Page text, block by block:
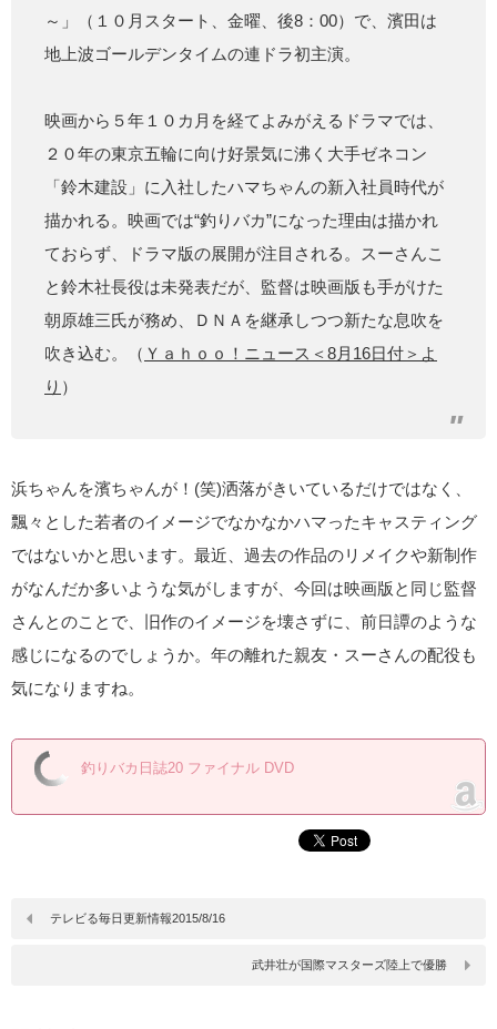
～」（１０月スタート、金曜、後8：00）で、濱田は
地上波ゴールデンタイムの連ドラ初主演。
映画から５年１０カ月を経てよみがえるドラマでは、
２０年の東京五輪に向け好景気に沸く大手ゼネコン
「鈴木建設」に入社したハマちゃんの新入社員時代が
描かれる。映画では“釣りバカ”になった理由は描かれ
ておらず、ドラマ版の展開が注目される。スーさんこ
と鈴木社長役は未発表だが、監督は映画版も手がけた
朝原雄三氏が務め、ＤＮＡを継承しつつ新たな息吹を
吹き込む。（ Ｙａｈｏｏ！ニュース＜8月16日付＞よ
り ）
浜ちゃんを濱ちゃんが！(笑)洒落がきいているだけではなく、
飄々とした若者のイメージでなかなかハマったキャスティング
ではないかと思います。最近、過去の作品のリメイクや新制作
がなんだか多いような気がしますが、今回は映画版と同じ監督
さんとのことで、旧作のイメージを壊さずに、前日譚のような
感じになるのでしょうか。年の離れた親友・スーさんの配役も
気になりますね。
釣りバカ日誌20 ファイナル DVD
テレビる毎日更新情報2015/8/16
武井壮が国際マスターズ陸上で優勝